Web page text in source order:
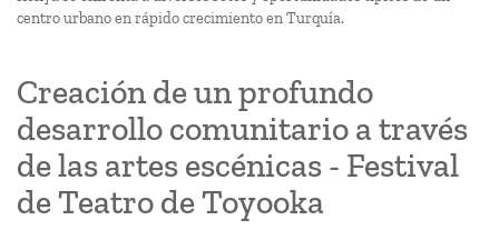
centro urbano en rápido crecimiento en Turquía.
Creación de un profundo
desarrollo comunitario a través
de las artes escénicas - Festival
de Teatro de Toyooka